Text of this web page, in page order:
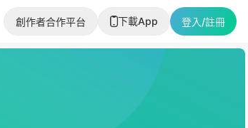
創作者合作平台 下載App 登入/註冊